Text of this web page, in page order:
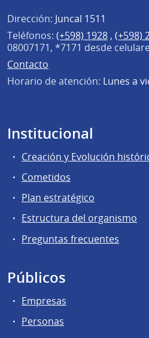
Dirección: Juncal 1511
Teléfonos: (+598) 1928 , (+598)
08007171, *7171 desde
Contacto
Horario de atención: Lunes a
Institucional
Creación y Evolución
Cometidos
Plan estratégico
Estructura del organismo
Preguntas frecuentes
Públicos
Empresas
Personas